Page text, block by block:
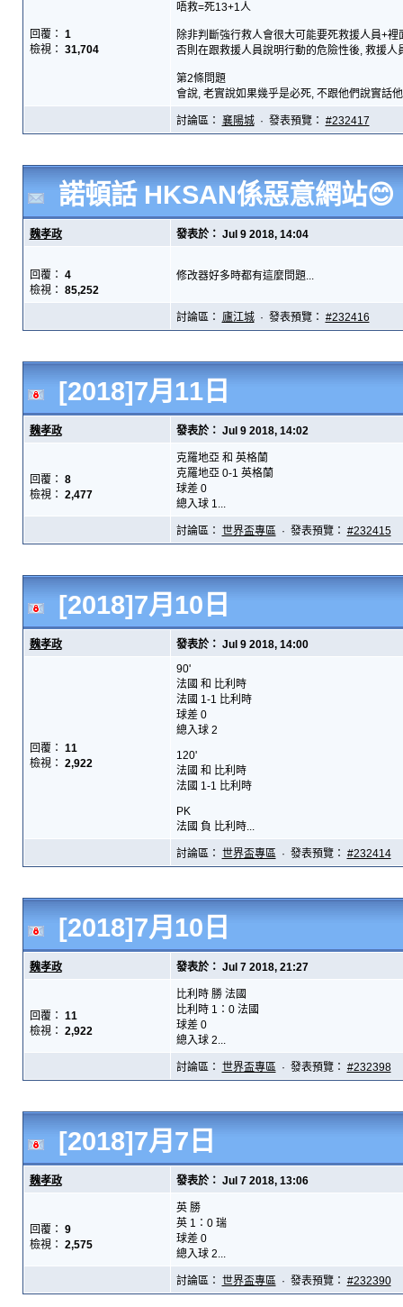
回覆： 1
檢視： 31,704
唔救=死13+1人
除非判斷強行救人會很大可能要死救援人員+
否則在跟救援人員說明行動的危險性後, 救援人
第2條問題
會說, 老實說如果幾乎是必死, 不跟他們說實話
討論區： 襄陽城· 發表預覽： #232417
諾頓話 HKSAN係惡意網站😊
魏孝政 發表於： Jul 9 2018, 14:04
回覆： 4
檢視： 85,252
修改器好多時都有這麼問題...
討論區： 廬江城· 發表預覽： #232416
[2018]7月11日
魏孝政 發表於： Jul 9 2018, 14:02
回覆： 8
檢視： 2,477
克羅地亞 和 英格蘭
克羅地亞 0-1 英格蘭
球差 0
總入球 1...
討論區： 世界盃專區· 發表預覽： #232415
[2018]7月10日
魏孝政 發表於： Jul 9 2018, 14:00
回覆： 11
檢視： 2,922
90'
法國 和 比利時
法國 1-1 比利時
球差 0
總入球 2
120'
法國 和 比利時
法國 1-1 比利時
PK
法國 負 比利時...
討論區： 世界盃專區· 發表預覽： #232414
[2018]7月10日
魏孝政 發表於： Jul 7 2018, 21:27
回覆： 11
檢視： 2,922
比利時 勝 法國
比利時 1：0 法國
球差 0
總入球 2...
討論區： 世界盃專區· 發表預覽： #232398
[2018]7月7日
魏孝政 發表於： Jul 7 2018, 13:06
回覆： 9
檢視： 2,575
英 勝
英 1：0 瑞
球差 0
總入球 2...
討論區： 世界盃專區· 發表預覽： #232390